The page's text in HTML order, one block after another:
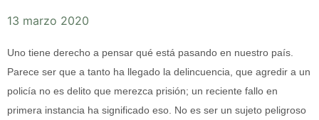
13 marzo 2020
Uno tiene derecho a pensar qué está pasando en nuestro país.
Parece ser que a tanto ha llegado la delincuencia, que agredir a un
policía no es delito que merezca prisión; un reciente fallo en
primera instancia ha significado eso. No es ser un sujeto peligroso